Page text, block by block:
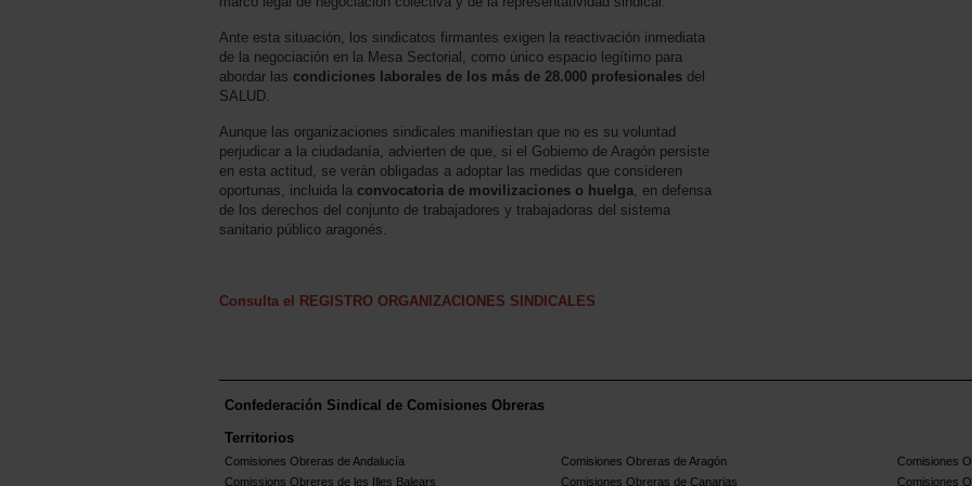
Ante esta situación, los sindicatos firmantes exigen la reactivación inmediata
de la negociación en la Mesa Sectorial, como único espacio legítimo para
abordar las condiciones laborales de los más de 28.000 profesionales del
SALUD.
Aunque las organizaciones sindicales manifiestan que no es su voluntad
perjudicar a la ciudadanía, advierten de que, si el Gobierno de Aragón persiste
en esta actitud, se verán obligadas a adoptar las medidas que consideren
oportunas, incluida la convocatoria de movilizaciones o huelga, en defensa
de los derechos del conjunto de trabajadores y trabajadoras del sistema
sanitario público aragonés.
Consulta el REGISTRO ORGANIZACIONES SINDICALES
Confederación Sindical de Comisiones Obreras
Territorios
Comisiones Obreras de Andalucía Comisiones Obreras de Aragón
Comisiones
Comissions Obreres de les Illes Balears
Comisiones Obreras de Canarias Comisiones